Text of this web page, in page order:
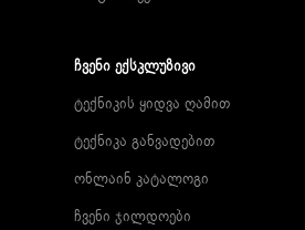
ᲩᲕᲔᲜᲘ ᲔᲥᲡᲙᲚᲣᲖᲘᲕᲘ
ტექნიკის ყიდვა ღამით
ტექნიკა განვადებით
ონლაინ კატალოგი
ჩვენი ჯილდოები